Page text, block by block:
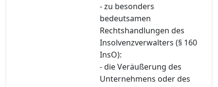
- zu besonders
bedeutsamen
Rechtshandlungen des
Insolvenzverwalters (§ 160
InsO):
- die Veräußerung des
Unternehmens oder des